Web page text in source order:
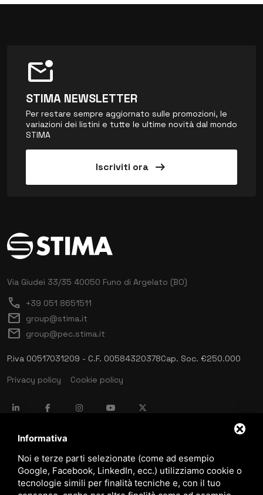
mark_email_unread
STIMA NEWSLETTER
Per restare sempre aggiornato sulle promozioni, le
variazioni dei listini e tutte le ultime novità dal mondo
STIMA
Iscriviti ora arrow_right_alt
Via Giudei 33/35 40050 Funo di Argelato (BO)
call +39 051 8651511
mail group@stima.it
mail group@pec.stima.it
P.iva 00517031209 - C.F. 00584320378Cap. Soc. €250.000
Privacy policy
Cookie policy
language ITALIANO
download Catalogo Stima
Informativa
Noi e terze parti selezionate (come ad esempio
Google, Facebook, LinkedIn, ecc.) utilizziamo cookie o
tecnologie simili per finalità tecniche e, con il tuo